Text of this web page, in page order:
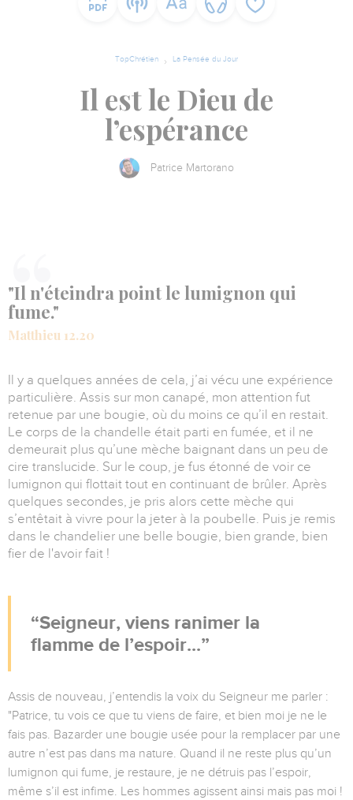
TopChrétien La Pensée du Jour
Il est le Dieu de
l’espérance
Patrice Martorano
"Il n'éteindra point le lumignon qui
fume."
Matthieu 12.20
Il y a quelques années de cela, j’ai vécu une expérience
particulière. Assis sur mon canapé, mon attention fut
retenue par une bougie, où du moins ce qu’il en restait.
Le corps de la chandelle était parti en fumée, et il ne
demeurait plus qu’une mèche baignant dans un peu de
cire translucide. Sur le coup, je fus étonné de voir ce
lumignon qui flottait tout en continuant de brûler. Après
quelques secondes, je pris alors cette mèche qui
s’entêtait à vivre pour la jeter à la poubelle. Puis je remis
dans le chandelier une belle bougie, bien grande, bien
fier de l'avoir fait !
Seigneur, viens ranimer la
flamme de l’espoir...
Assis de nouveau, j’entendis la voix du Seigneur me parler :
"Patrice, tu vois ce que tu viens de faire, et bien moi je ne le
fais pas. Bazarder une bougie usée pour la remplacer par une
autre n’est pas dans ma nature. Quand il ne reste plus qu’un
lumignon qui fume, je restaure, je ne détruis pas l’espoir,
même s’il est infime. Les hommes agissent ainsi mais pas moi !